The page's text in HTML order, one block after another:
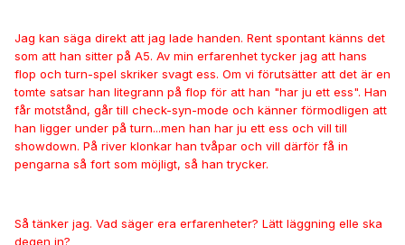
Jag kan säga direkt att jag lade handen. Rent spontant känns det
som att han sitter på A5. Av min erfarenhet tycker jag att hans
flop och turn-spel skriker svagt ess. Om vi förutsätter att det är en
tomte satsar han litegrann på flop för att han "har ju ett ess". Han
får motstånd, går till check-syn-mode och känner förmodligen att
han ligger under på turn...men han har ju ett ess och vill till
showdown. På river klonkar han tvåpar och vill därför få in
pengarna så fort som möjligt, så han trycker.
Så tänker jag. Vad säger era erfarenheter? Lätt läggning elle ska
degen in?